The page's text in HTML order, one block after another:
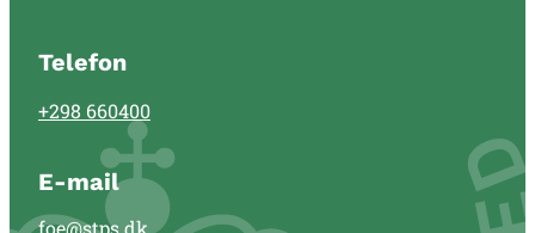
Telefon
+298 660400
E-mail
foe@stps.dk